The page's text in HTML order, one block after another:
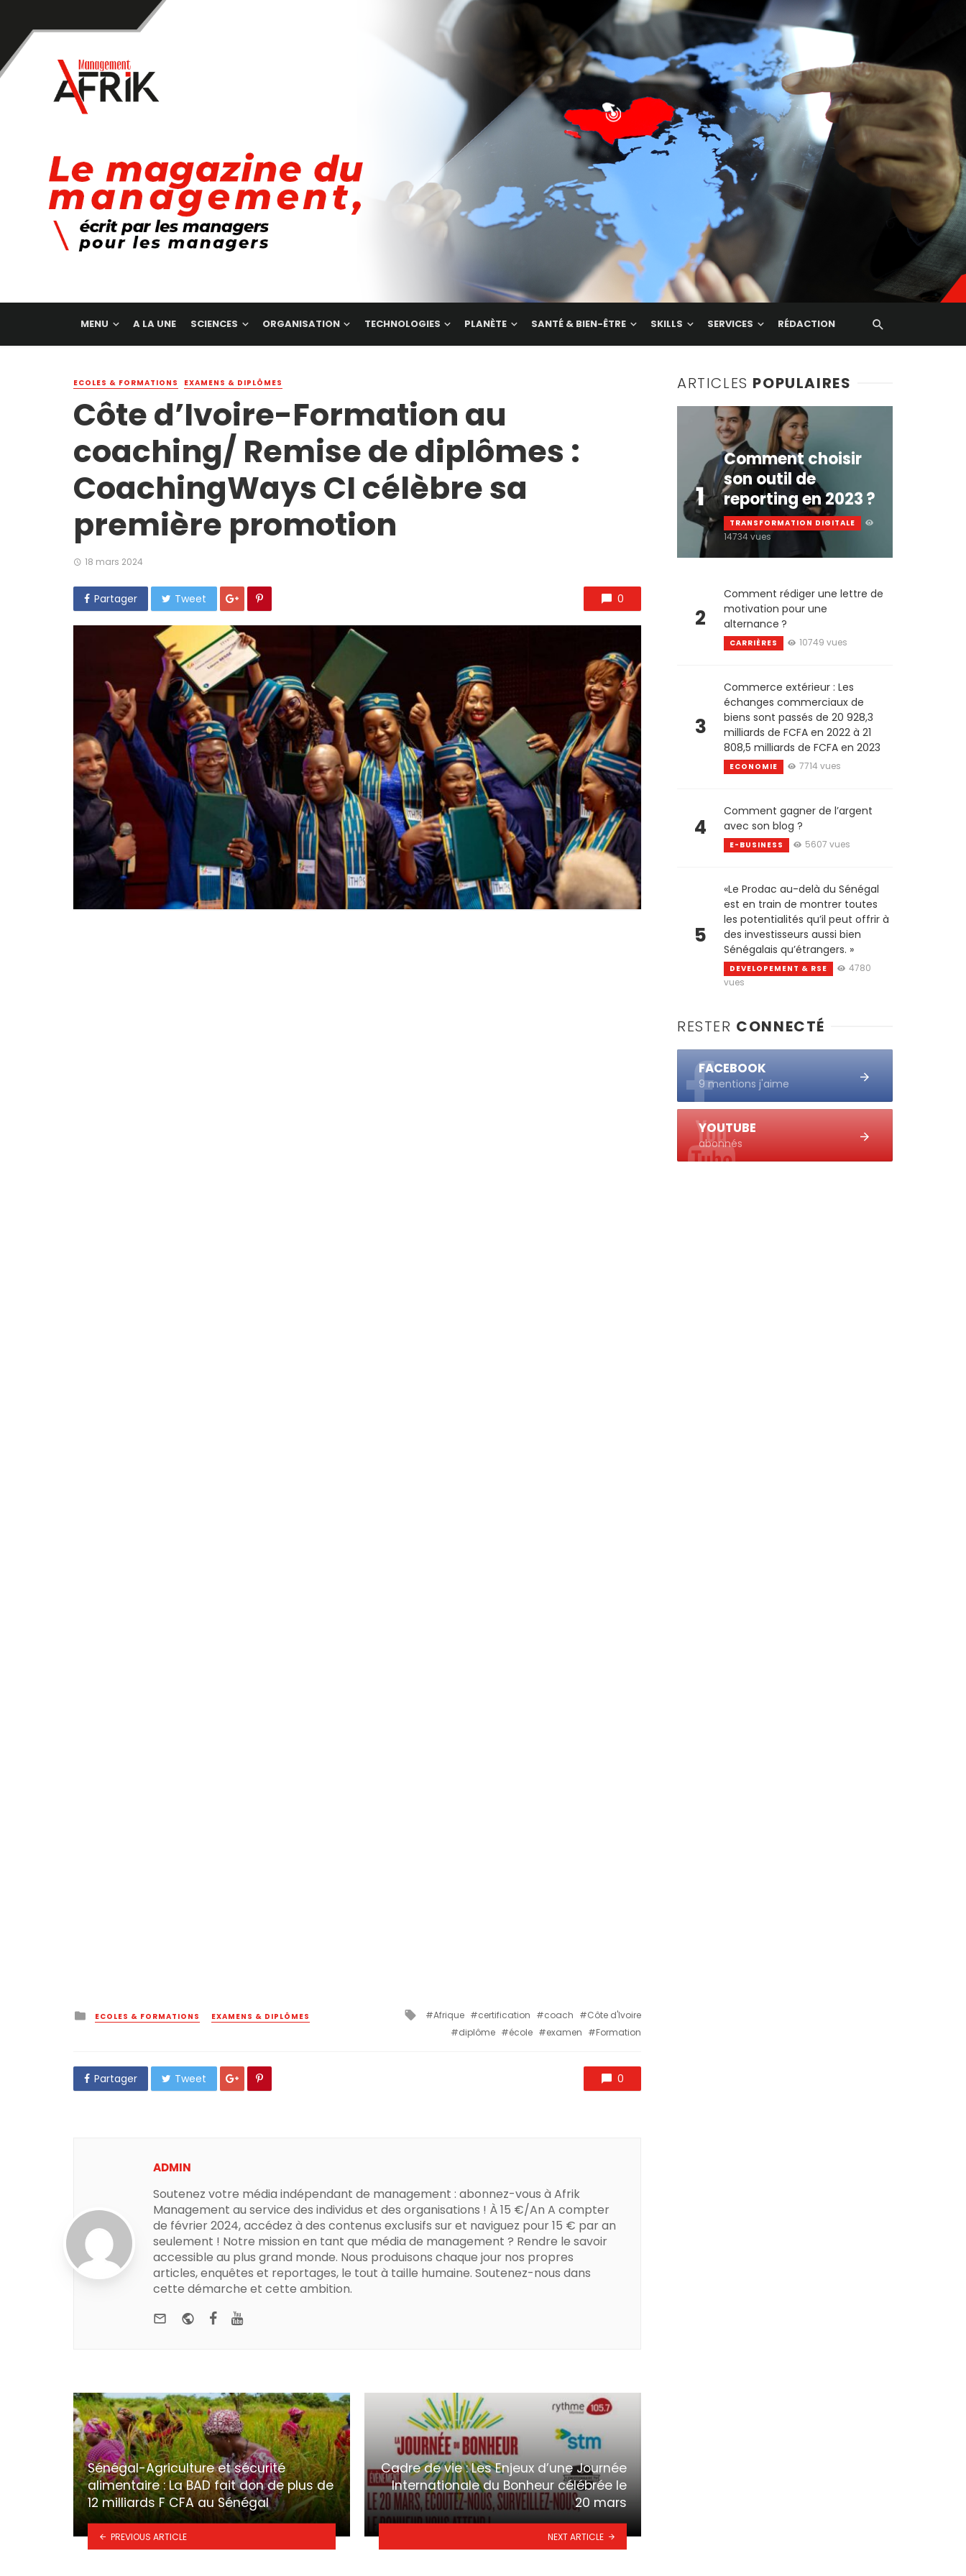
MENU A LA UNE SCIENCES ORGANISATION TECHNOLOGIES PLANÈTE SANTÉ & BIEN-ÊTRE SKILLS SERVICES RÉDACTION
ECOLES & FORMATIONS EXAMENS & DIPLÔMES
Côte d’Ivoire-Formation au
coaching/ Remise de diplômes :
CoachingWays CI célèbre sa
première promotion
18 mars 2024
Partager Tweet 0
Posted
in
ECOLES & FORMATIONS EXAMENS & DIPLÔMES Tagged
Afrique certification coach
Côte d'Ivoire
diplôme
école examen Formation
Partager Tweet 0
ADMIN
Soutenez votre média indépendant de management : abonnez-vous à Afrik
Management au service des individus et des organisations ! À 15 €/An A compter
de février 2024, accédez à des contenus exclusifs sur et naviguez pour 15 € par an
seulement ! Notre mission en tant que média de management ? Rendre le savoir
accessible au plus grand monde. Nous produisons chaque jour nos propres
articles, enquêtes et reportages, le tout à taille humaine. Soutenez-nous dans
cette démarche et cette ambition.
e-mailWebsiteFacebook
Sénégal-Agriculture et sécurité
alimentaire : La BAD fait don de plus de
12 milliards F CFA au Sénégal
PREVIOUS ARTICLE
Cadre de vie : Les Enjeux d’une Journée
Internationale du Bonheur célébrée le
20 mars
NEXT ARTICLE
ARTICLES POPULAIRES
1
Comment choisir
son outil de
reporting en 2023 ?
TRANSFORMATION DIGITALE
14734 vues
2
Comment rédiger une lettre de
motivation pour une
alternance ?
CARRIÈRES 10749 vues
3
Commerce extérieur : Les
échanges commerciaux de
biens sont passés de 20 928,3
milliards de FCFA en 2022 à 21
808,5 milliards de FCFA en 2023
ECONOMIE 7714 vues
4
Comment gagner de l’argent
avec son blog ?
E-BUSINESS 5607 vues
5
«Le Prodac au-delà du Sénégal
est en train de montrer toutes
les potentialités qu’il peut offrir à
des investisseurs aussi bien
Sénégalais qu’étrangers. »
DEVELOPEMENT & RSE
4780
vues
RESTER CONNECTÉ
FACEBOOK
9 mentions j'aime
YOUTUBE
abonnés